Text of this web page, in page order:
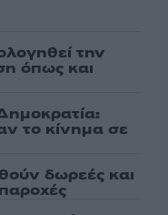
την
όπως και
το κίνημα σε
δωρεές και